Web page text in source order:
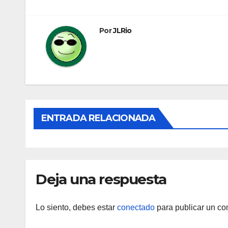
entradas
PorJLRio
ENTRADA RELACIONADA
Deja una respuesta
Lo siento, debes estar conectado para publicar un